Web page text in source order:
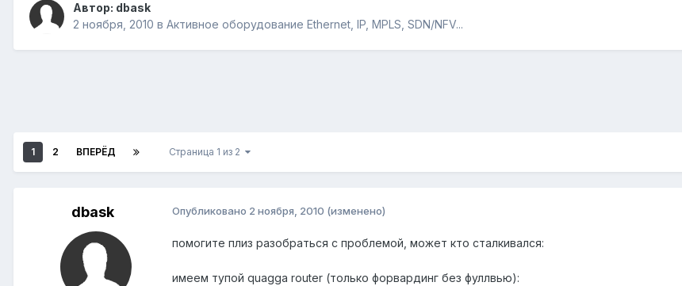
Автор: dbask
2 ноября, 2010 в Активное оборудование Ethernet, IP, MPLS, SDN/NFV...
1 2 ВПЕРЁД Страница 1 из 2
dbask Опубликовано 2 ноября, 2010 (изменено)
помогите плиз разобраться с проблемой, может кто сталкивался:
имеем тупой quagga router (только форвардинг без фуллвью):